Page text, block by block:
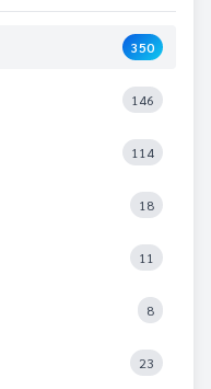
350
146
114
18
11
8
23